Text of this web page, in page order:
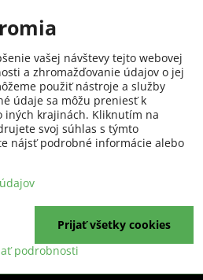
vašej návštevy tejto webovej
a zhromažďovanie údajov o jej
použiť nástroje a služby
údaje sa môžu preniesť k
iných krajinách. Kliknutím na
svoj súhlas s týmto
nájsť podrobné informácie alebo
podrobnosti
Prijať všetky cookies